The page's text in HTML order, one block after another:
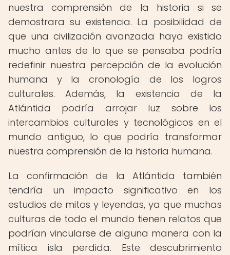
nuestra comprensión de la historia si se
demostrara su existencia. La posibilidad de
que una civilización avanzada haya existido
mucho antes de lo que se pensaba podría
redefinir nuestra percepción de la evolución
humana y la cronología de los logros
culturales. Además, la existencia de la
Atlántida podría arrojar luz sobre los
intercambios culturales y tecnológicos en el
mundo antiguo, lo que podría transformar
nuestra comprensión de la historia humana.
La confirmación de la Atlántida también
tendría un impacto significativo en los
estudios de mitos y leyendas, ya que muchas
culturas de todo el mundo tienen relatos que
podrían vincularse de alguna manera con la
mítica isla perdida. Este descubrimiento